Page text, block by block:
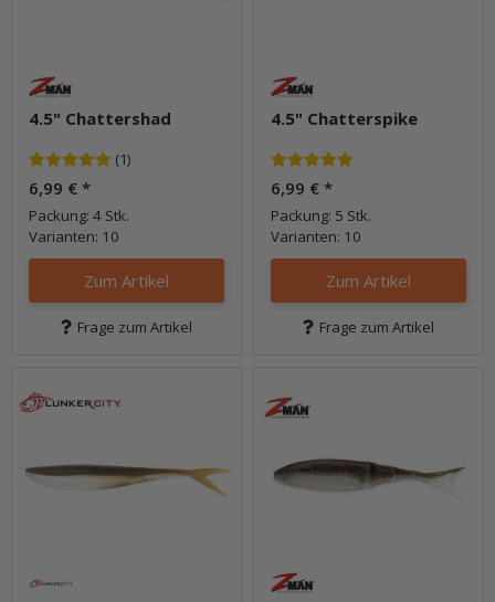
4.5" Chattershad
(1)
6,99 € *
Packung: 4 Stk.
Varianten: 10
Zum Artikel
Frage zum Artikel
4.5" Chatterspike
6,99 € *
Packung: 5 Stk.
Varianten: 10
Zum Artikel
Frage zum Artikel